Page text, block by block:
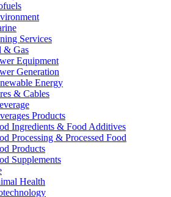
Services
& Gas
Equipment
Generation
Energy
& Cables
Products
Ingredients & Food Additives
Processing & Processed Food
Products
Supplements
Health